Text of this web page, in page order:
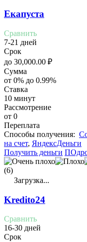
Екапуста
Сравнить
7-21 дней
Срок
до 30,000.00 ₽
Сумма
от 0% до 0.99%
Ставка
10 минут
Рассмотрение
от 0
Переплата
Cпособы получения:
на счет, ЯндексДеньги
Получить деньги
(6)
Загрузка...
Kredito24
Сравнить
16-30 дней
Срок